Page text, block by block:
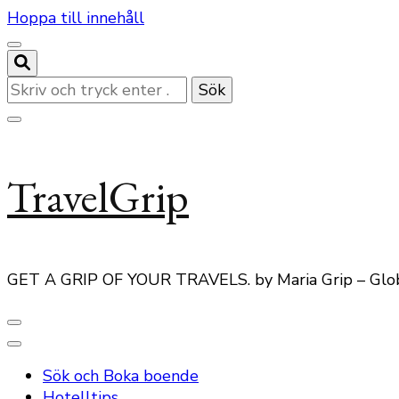
Hoppa till innehåll
Letar
du
efter
TravelGrip
GET A GRIP OF YOUR TRAVELS. by Maria Grip –
Sök och Boka boende